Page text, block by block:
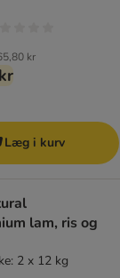
kr
Læg i kurv
lam, ris og
2 x 12 kg